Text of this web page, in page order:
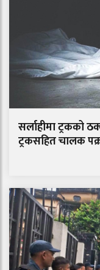
सर्लाहीमा ट्रकको
ट्रकसहित चालक